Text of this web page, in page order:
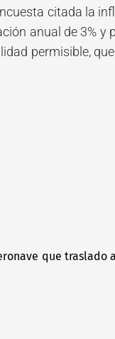
citada la
anual de 3%
permisible,
que traslado